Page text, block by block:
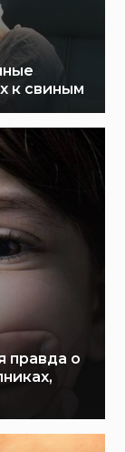
к свиным
правда о